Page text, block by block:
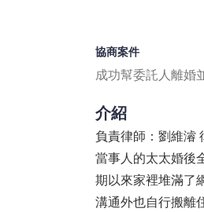
協商案件
成功幫委託人離婚
介紹
負責律師：劉維濬
當事人的太太婚後
期以來家裡堆滿了
溝通外也自行搬離